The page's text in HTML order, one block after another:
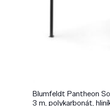
Blumfeldt Pantheon
3 m, polykarbonát,